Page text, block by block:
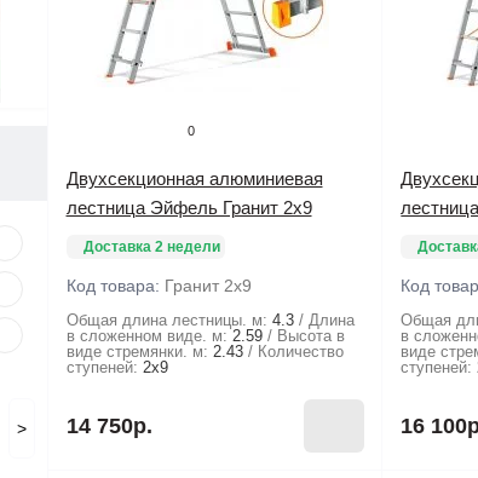
>
0
Двухсекционная алюминиевая
лестница Эйфель Гранит 2х9
Доставка 2 недели
Код товара: Гранит 2х9
Общая длина лестницы. м: 4.3
Длина
в сложенном виде. м: 2.59
Высота в
виде стремянки. м: 2.43
Количество
ступеней: 2х9
14 750р.
Код
Общая
в
виде
ступеней:
16